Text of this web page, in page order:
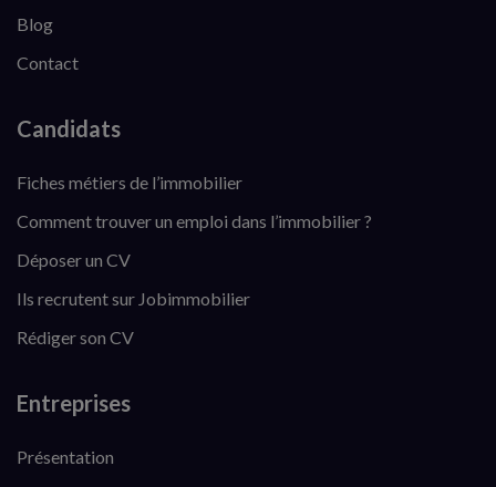
Blog
Contact
Candidats
Fiches métiers de l’immobilier
Comment trouver un emploi dans l’immobilier ?
Déposer un CV
Ils recrutent sur Jobimmobilier
Rédiger son CV
Entreprises
Présentation